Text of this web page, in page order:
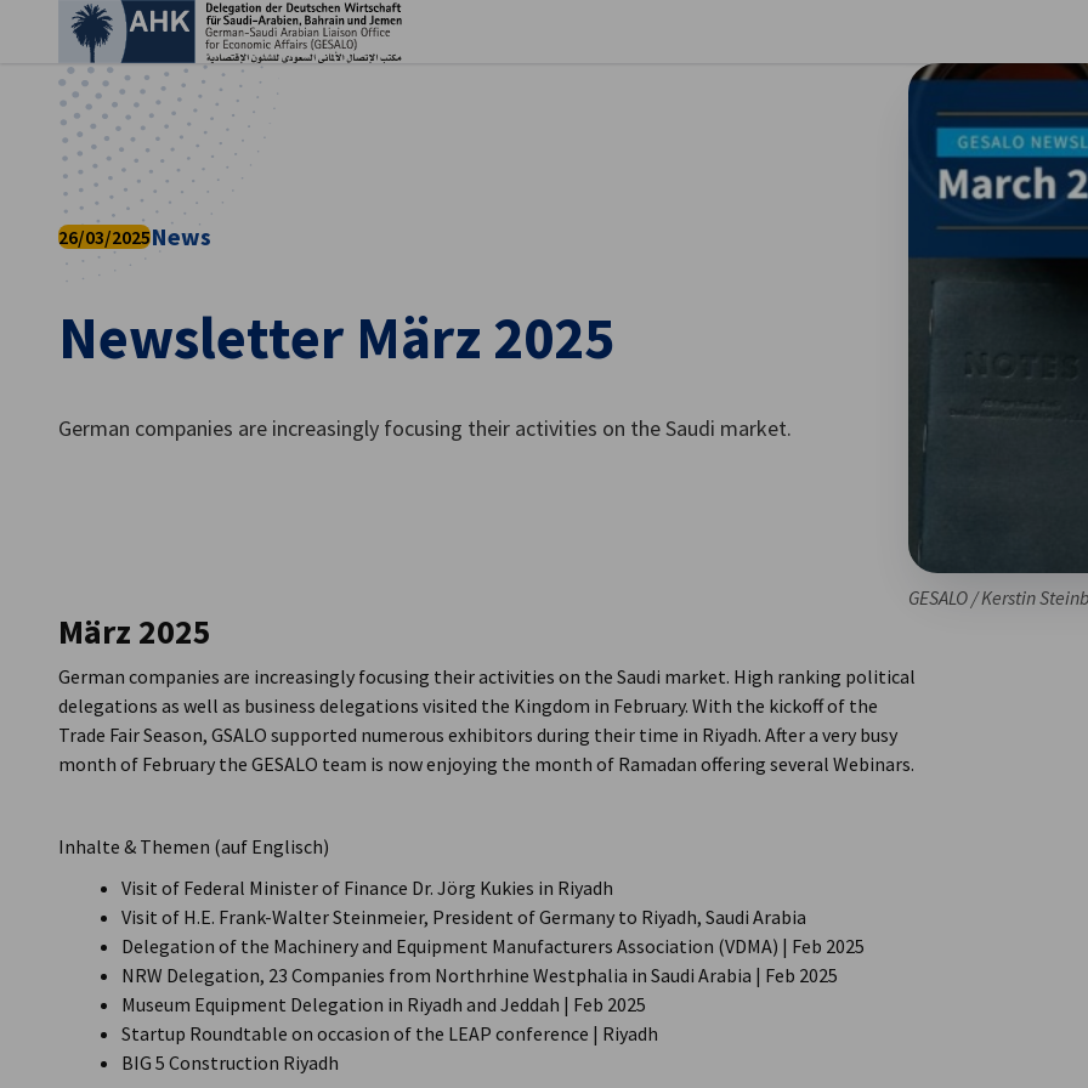
German
Newsletter März 2025
26/03/2025News
German companies are increasingly focusing their activities on the Saudi market.
GESALO / Kerstin
März 2025
German companies are increasingly focusing their activities on the Saudi market. High ranking political
delegations as well as business delegations visited the Kingdom in February. With the kickoff of the
Trade Fair Season, GSALO supported numerous exhibitors during their time in Riyadh. After a very busy
month of February the GESALO team is now enjoying the month of Ramadan offering several Webinars.
Inhalte & Themen (auf Englisch)
Visit of Federal Minister of Finance Dr. Jörg Kukies in Riyadh
Visit of H.E. Frank-Walter Steinmeier, President of Germany to Riyadh, Saudi Arabia
Delegation of the Machinery and Equipment Manufacturers Association (VDMA) | Feb 2025
NRW Delegation, 23 Companies from Northrhine Westphalia in Saudi Arabia | Feb 2025
Museum Equipment Delegation in Riyadh and Jeddah | Feb 2025
Startup Roundtable on occasion of the LEAP conference | Riyadh
BIG 5 Construction Riyadh